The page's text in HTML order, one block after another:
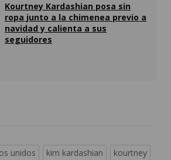
Kourtney Kardashian posa sin
ropa junto a la chimenea previo a
navidad y calienta a sus
seguidores
unidos kim kardashian
kourtney